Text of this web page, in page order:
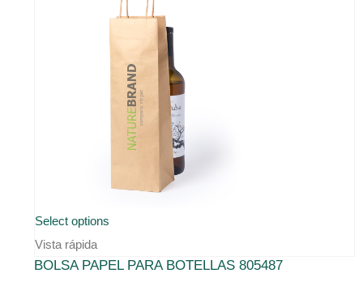
Select options
Vista rápida
BOLSA PAPEL PARA BOTELLAS 805487